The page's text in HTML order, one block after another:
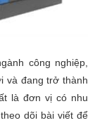
công nghiệp,
và đang trở thành
là đơn vị có nhu
dõi bài viết để